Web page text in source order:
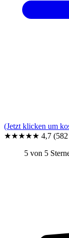
(Jetzt klicken um
★★★★★ 4,7
5 von 5